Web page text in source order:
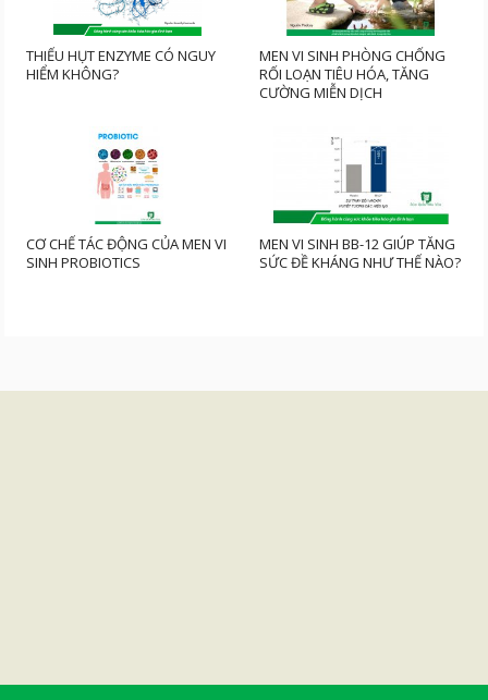
THIẾU HỤT ENZYME CÓ NGUY
HIỂM KHÔNG?
MEN VI SINH PHÒNG CHỐNG
RỐI LOẠN TIÊU HÓA, TĂNG
CƯỜNG MIỄN DỊCH
CƠ CHẾ TÁC ĐỘNG CỦA MEN VI
SINH PROBIOTICS
MEN VI SINH BB-12 GIÚP TĂNG
SỨC ĐỀ KHÁNG NHƯ THẾ NÀO?